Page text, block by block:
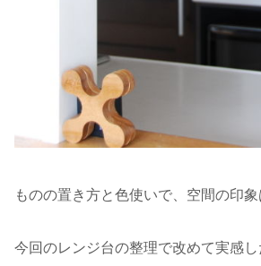
ものの置き方と色使いで、空間の印象
今回のレンジ台の整理で改めて実感し